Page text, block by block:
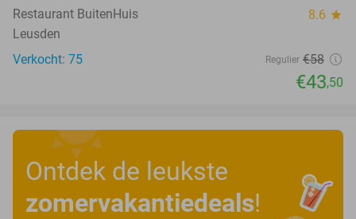
Restaurant BuitenHuis 8.6 star
Leusden
Verkocht: 75
Regulier €58
€43,50
Ontdek de leukste
zomervakantiedeals!